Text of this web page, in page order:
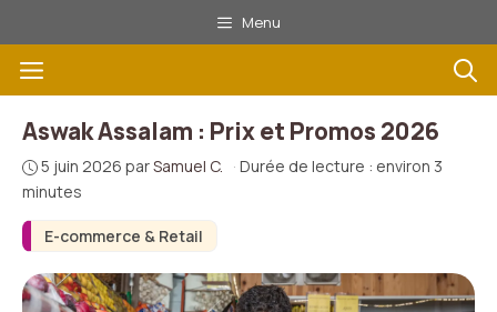
au
contenu
Menu
Menu
E-commerce & Retail
Aswak Assalam : Prix et Promos 2026
5 juin 2026 parSamuel C. · Durée de lecture : environ 3
minutes